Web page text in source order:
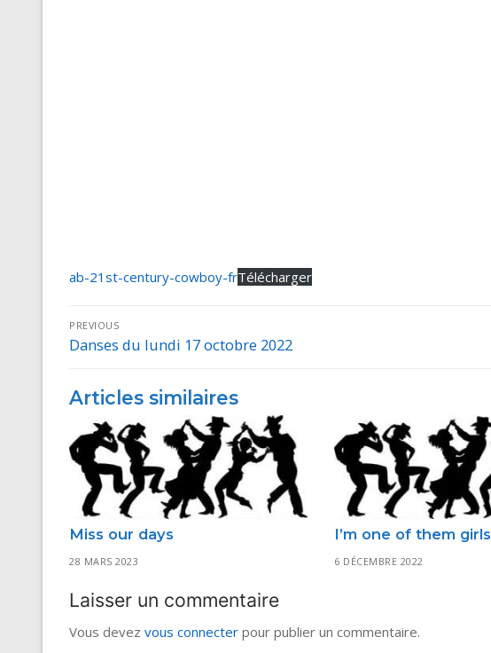
ab-21st-century-cowboy-frTélécharger
Navigation
de
l’article
PREVIOUS
Previous
Danses du lundi 17 octobre 2022
Articles similaires
Miss our days
28 MARS 2023
I’m one of them girls
6 DÉCEMBRE 2022
Laisser un commentaire
Vous devez vous connecter pour publier un commentaire.